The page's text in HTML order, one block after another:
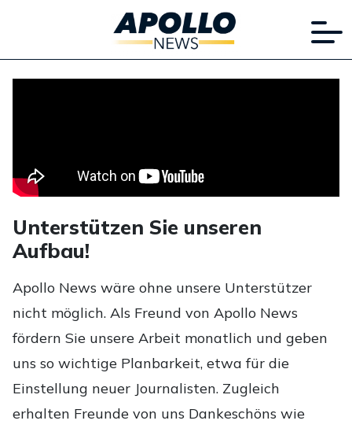
Unterstützen Sie unseren
Aufbau!
Apollo News wäre ohne unsere Unterstützer
nicht möglich. Als Freund von Apollo News
fördern Sie unsere Arbeit monatlich und geben
uns so wichtige Planbarkeit, etwa für die
Einstellung neuer Journalisten. Zugleich
erhalten Freunde von uns Dankeschöns wie